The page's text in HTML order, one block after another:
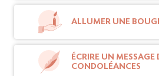
ALLUMER UNE
ÉCRIRE UN MESSAGE
CONDOLÉANCES